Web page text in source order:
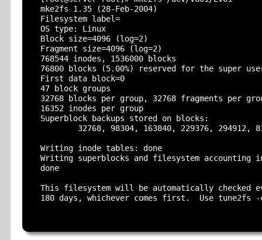
  mke2fs 1.35 (28-Feb-2004)
  Filesystem label=
  OS type: Linux
  Block size=4096 (log=2)
  Fragment size=4096 (log=2)
  768544 inodes, 1536000 blocks
76800 blocks (5.00%) reserved for the super
  First data block=0
  47 block groups
32768 blocks per group, 32768 fragments per
  16352 inodes per group
  Superblock backups stored on blocks:
32768, 98304, 163840, 229376, 294912,
  Writing inode tables: done
Writing superblocks and filesystem accounting
  done
This filesystem will be automatically checked
180 days, whichever comes first.  Use tune2fs